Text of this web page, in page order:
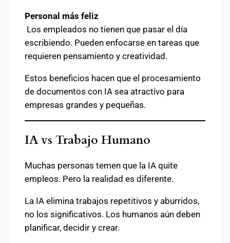
Personal más feliz
Los empleados no tienen que pasar el día
escribiendo. Pueden enfocarse en tareas que
requieren pensamiento y creatividad.
Estos beneficios hacen que el procesamiento
de documentos con IA sea atractivo para
empresas grandes y pequeñas.
IA vs Trabajo Humano
Muchas personas temen que la IA quite
empleos. Pero la realidad es diferente.
La IA elimina trabajos repetitivos y aburridos,
no los significativos. Los humanos aún deben
planificar, decidir y crear.